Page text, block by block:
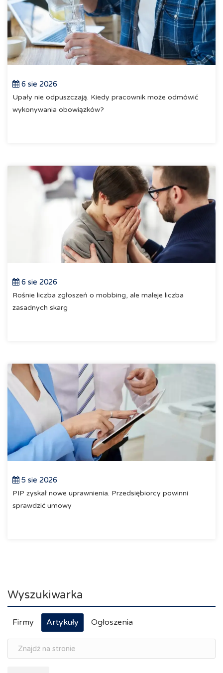
6 sie 2026
Upały nie odpuszczają. Kiedy pracownik może odmówić
wykonywania obowiązków?
6 sie 2026
Rośnie liczba zgłoszeń o mobbing, ale maleje liczba
zasadnych skarg
5 sie 2026
PIP zyskał nowe uprawnienia. Przedsiębiorcy powinni
sprawdzić umowy
Wyszukiwarka
Firmy Artykuły Ogłoszenia